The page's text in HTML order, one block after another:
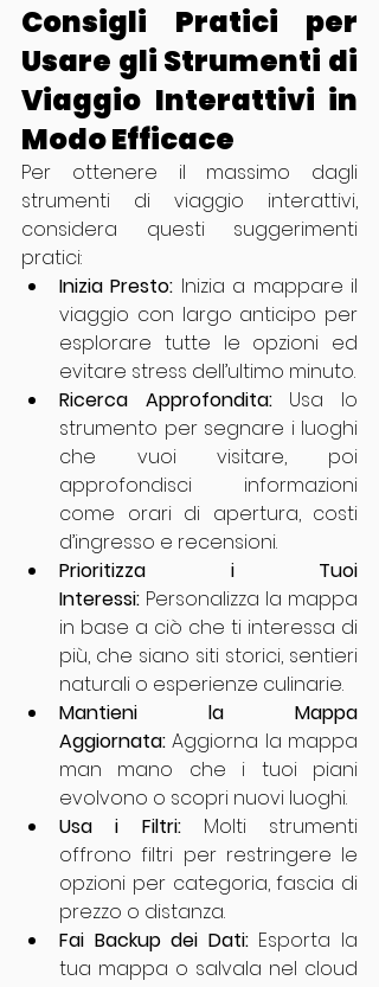
Consigli Pratici per
Usare gli Strumenti di
Viaggio Interattivi in
Modo Efficace
Per ottenere il massimo dagli
strumenti di viaggio interattivi,
considera questi suggerimenti
pratici:
Inizia Presto: Inizia a mappare il
viaggio con largo anticipo per
esplorare tutte le opzioni ed
evitare stress dell’ultimo minuto.
Ricerca Approfondita: Usa lo
strumento per segnare i luoghi
che vuoi visitare, poi
approfondisci informazioni
come orari di apertura, costi
d’ingresso e recensioni.
Prioritizza i Tuoi
Interessi: Personalizza la mappa
in base a ciò che ti interessa di
più, che siano siti storici, sentieri
naturali o esperienze culinarie.
Mantieni la Mappa
Aggiornata: Aggiorna la mappa
man mano che i tuoi piani
evolvono o scopri nuovi luoghi.
Usa i Filtri: Molti strumenti
offrono filtri per restringere le
opzioni per categoria, fascia di
prezzo o distanza.
Fai Backup dei Dati: Esporta la
tua mappa o salvala nel cloud